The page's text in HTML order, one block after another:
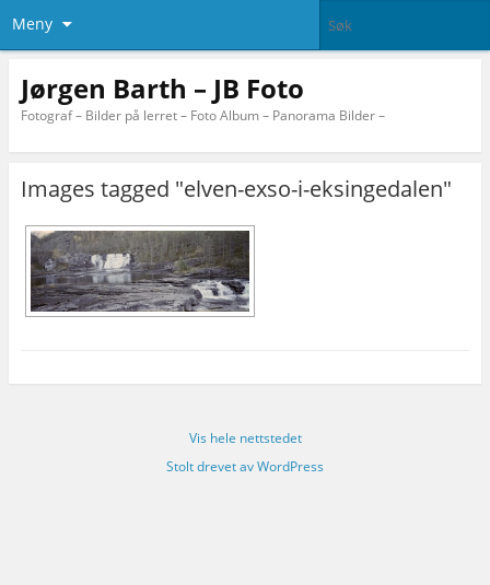
Meny
Jørgen Barth – JB Foto
Fotograf – Bilder på lerret – Foto Album – Panorama Bilder –
Images tagged "elven-exso-i-eksingedalen"
Vis hele nettstedet
Stolt drevet av WordPress